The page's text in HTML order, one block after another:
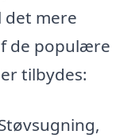
det mere
de populære
tilbydes: